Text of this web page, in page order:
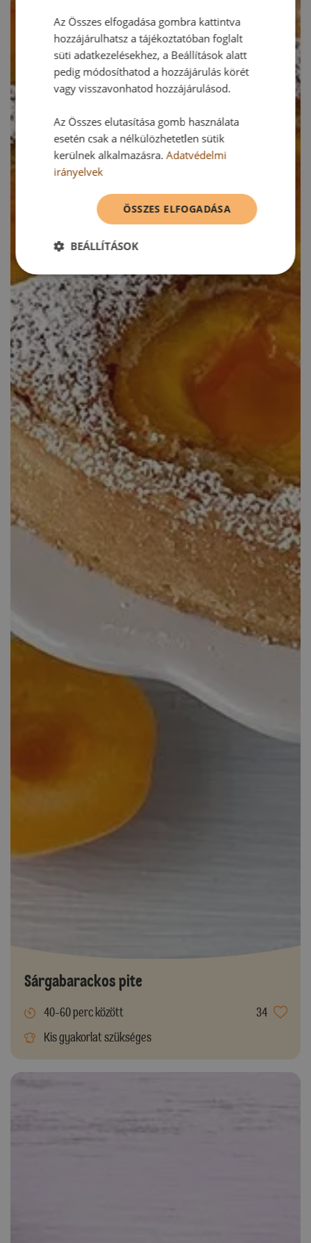
Sárgabarackos pite
40-60 perc között
34
Kis gyakorlat szükséges
Az Összes elfogadása gombra kattintva
hozzájárulhatsz a tájékoztatóban foglalt
süti adatkezelésekhez, a Beállítások alatt
pedig módosíthatod a hozzájárulás körét
vagy visszavonhatod hozzájárulásod.
Az Összes elutasítása gomb használata
esetén csak a nélkülözhetetlen sütik
kerülnek alkalmazásra.Adatvédelmi
irányelvek
ÖSSZES ELFOGADÁSA
BEÁLLÍTÁSOK